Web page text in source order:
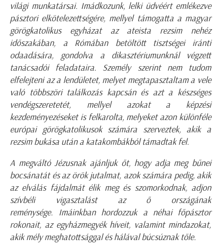
világi munkatársai. Imádkozunk, lelki üdvéért emlékezve
pásztori elkötelezettségére, mellyel támogatta a magyar
görögkatolikus egyházat az ateista rezsim nehéz
időszakában, a Rómában betöltött tisztségei iránti
odaadására, gondolva a dikasztériumunknál végzett
tanácsadói feladataira. Személy szerint nem tudom
elfelejteni az a lendületet, melyet megtapasztaltam a vele
való többszöri találkozás kapcsán és azt a készséges
vendégszeretetét, mellyel azokat a képzési
kezdeményezéseket is felkarolta, melyeket azon különféle
európai görögkatolikusok számára szerveztek, akik a
rezsim bukása után a katakombákból támadtak fel.
A megváltó Jézusnak ajánljuk őt, hogy adja meg bűnei
bocsánatát és az örök jutalmat, azok számára pedig, akik
az elválás fájdalmát élik meg és szomorkodnak, adjon
szívbéli vigasztalást az ő országának
reménysége. Imáinkban hordozzuk a néhai főpásztor
rokonait, az egyházmegyék híveit, valamint mindazokat,
akik mély meghatottsággal és hálával búcsúznak tőle.